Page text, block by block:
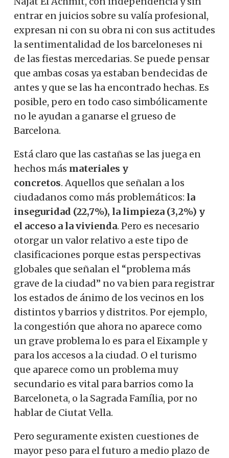
entrar en juicios sobre su valía profesional,
expresan ni con su obra ni con sus actitudes
la sentimentalidad de los barceloneses ni
de las fiestas mercedarias. Se puede pensar
que ambas cosas ya estaban bendecidas de
antes y que se las ha encontrado hechas. Es
posible, pero en todo caso simbólicamente
no le ayudan a ganarse el grueso de
Barcelona.
Está claro que las castañas se las juega en
hechos más materiales y
concretos. Aquellos que señalan a los
ciudadanos como más problemáticos: la
inseguridad (22,7%), la limpieza (3,2%) y
el acceso a la vivienda. Pero es necesario
otorgar un valor relativo a este tipo de
clasificaciones porque estas perspectivas
globales que señalan el “problema más
grave de la ciudad” no va bien para registrar
los estados de ánimo de los vecinos en los
distintos y barrios y distritos. Por ejemplo,
la congestión que ahora no aparece como
un grave problema lo es para el Eixample y
para los accesos a la ciudad. O el turismo
que aparece como un problema muy
secundario es vital para barrios como la
Barceloneta, o la Sagrada Família, por no
hablar de Ciutat Vella.
Pero seguramente existen cuestiones de
mayor peso para el futuro a medio plazo de